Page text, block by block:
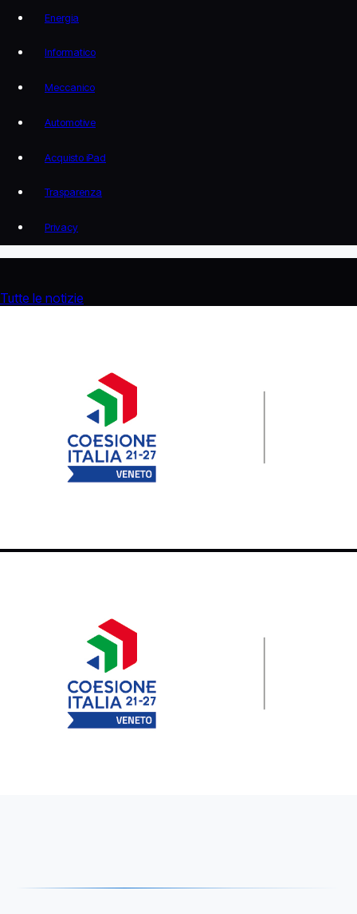
Energia
Informatico
Meccanico
Automotive
Acquisto iPad
Trasparenza
Privacy
Tutte le notizie